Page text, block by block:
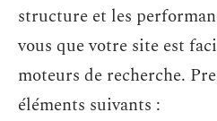
structure et les
vous que votre site est
moteurs de recherche.
éléments suivants :